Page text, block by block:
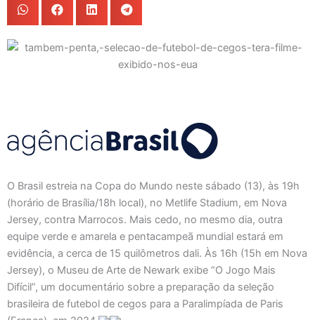
O Brasil estreia na Copa do Mundo neste sábado (13), às 19h
(horário de Brasília/18h local), no Metlife Stadium, em Nova
Jersey, contra Marrocos. Mais cedo, no mesmo dia, outra
equipe verde e amarela e pentacampeã mundial estará em
evidência, a cerca de 15 quilômetros dali. Às 16h (15h em Nova
Jersey), o Museu de Arte de Newark exibe “O Jogo Mais
Difícil”, um documentário sobre a preparação da seleção
brasileira de futebol de cegos para a Paralimpíada de Paris